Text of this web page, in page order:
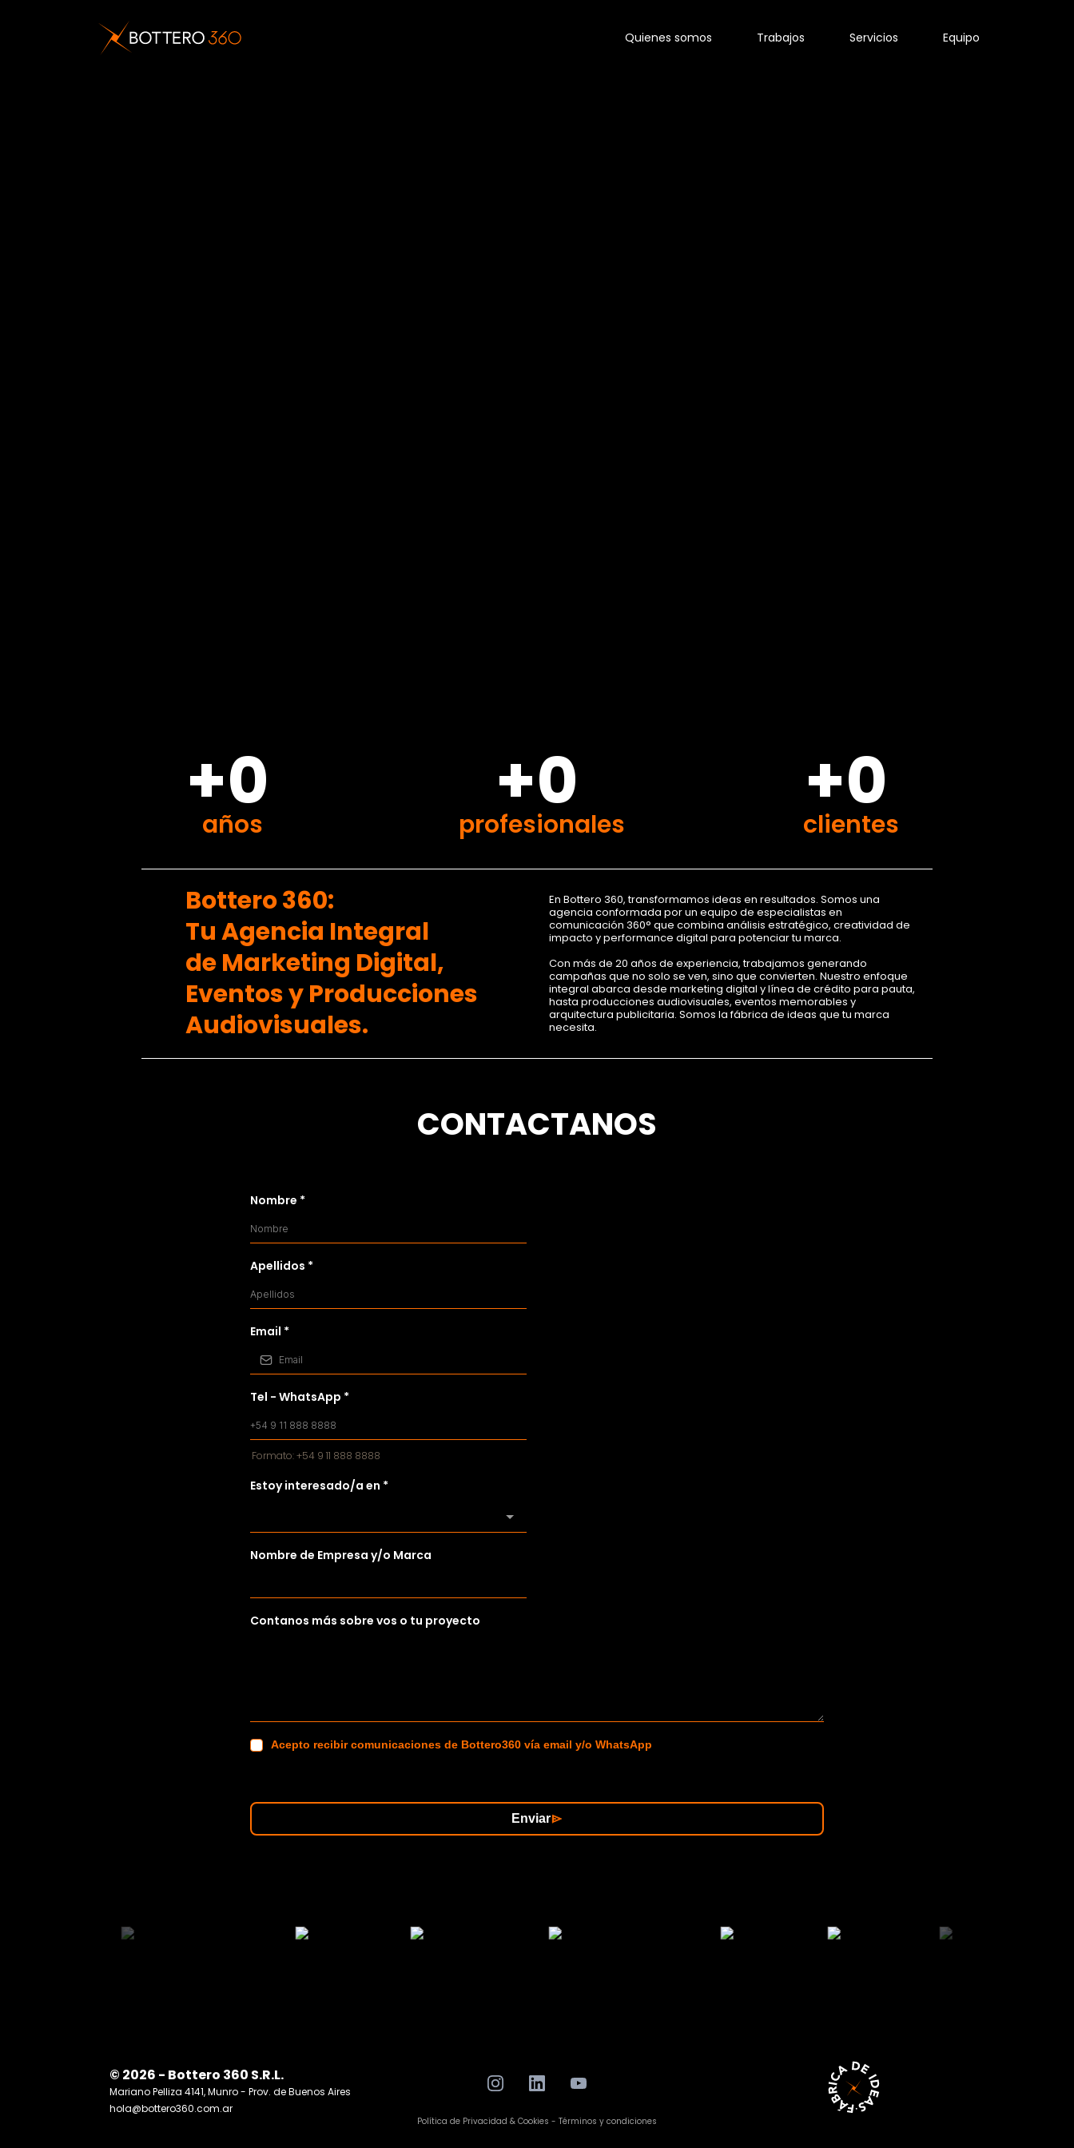
Quienes somos Trabajos Servicios Equipo
+0
años +0
profesionales +0
clientes
Bottero 360:
Tu Agencia Integral
de Marketing Digital,
Eventos y Producciones
Audiovisuales.
En Bottero 360, transformamos ideas en resultados. Somos una
agencia conformada por un equipo de especialistas en
comunicación 360° que combina análisis estratégico, creatividad de
impacto y performance digital para potenciar tu marca.
Con más de 20 años de experiencia, trabajamos generando
campañas que no solo se ven, sino que convierten. Nuestro enfoque
integral abarca desde marketing digital y línea de crédito para pauta,
hasta producciones audiovisuales, eventos memorables y
arquitectura publicitaria. Somos la fábrica de ideas que tu marca
necesita.
CONTACTANOS
Nombre *
Apellidos *
Email *
Tel - WhatsApp *
Formato: +54 9 11 888 8888
Estoy interesado/a en *
Nombre de Empresa y/o Marca
Contanos más sobre vos o tu proyecto
Acepto recibir comunicaciones de Bottero360 vía email y/o WhatsApp
Enviar
© 2026 - Bottero 360 S.R.L.
Mariano Pelliza 4141, Munro - Prov. de Buenos Aires
hola@bottero360.com.ar
Política de Privacidad & Cookies - Términos y condiciones